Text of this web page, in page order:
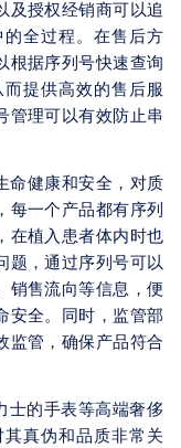
及授权经销商可以追
全过程。在售后方
根据序列号快速查询
提供高效的售后服
管理可以有效防止串
命健康和安全，对质
每一个产品都有序列
在植入患者体内时也
题，通过序列号可以
销售流向等信息，便
安全。同时，监管部
监管，确保产品符合
士的手表等高端奢侈
真伪和品质非常关